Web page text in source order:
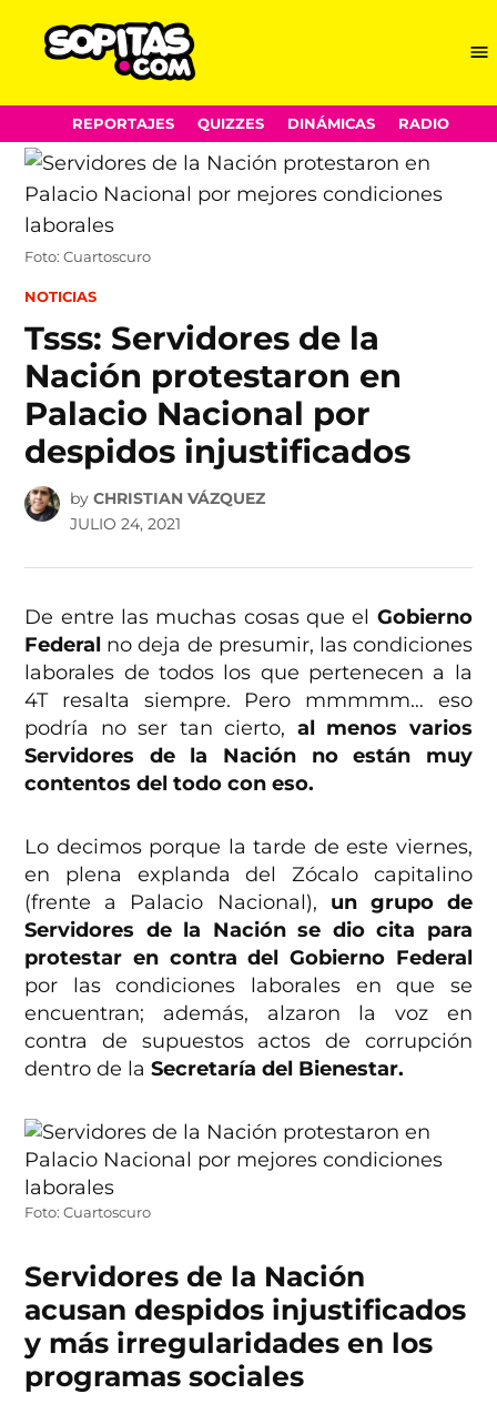
Skip
to
content
REPORTAJES QUIZZES DINÁMICAS RADIO
Foto: Cuartoscuro
POSTED
NOTICIAS
Tsss: Servidores de la
Nación protestaron en
Palacio Nacional por
despidos injustificados
by CHRISTIAN VÁZQUEZ
JULIO 24, 2021
De entre las muchas cosas que el Gobierno
Federal no deja de presumir, las condiciones
laborales de todos los que pertenecen a la
4T resalta siempre. Pero mmmmm… eso
podría no ser tan cierto, al menos varios
Servidores de la Nación no están muy
contentos del todo con eso.
Lo decimos porque la tarde de este viernes,
en plena explanda del Zócalo capitalino
(frente a Palacio Nacional), un grupo de
Servidores de la Nación se dio cita para
protestar en contra del Gobierno Federal
por las condiciones laborales en que se
encuentran; además, alzaron la voz en
contra de supuestos actos de corrupción
dentro de la Secretaría del Bienestar.
Foto: Cuartoscuro
Servidores de la Nación
acusan despidos injustificados
y más irregularidades en los
programas sociales